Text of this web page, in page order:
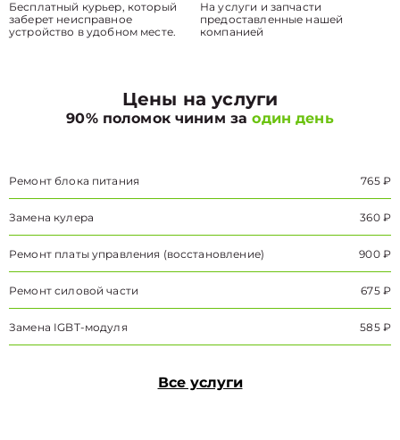
Бесплатный курьер, который
заберет неисправное
устройство в удобном месте.
На услуги и запчасти
предоставленные нашей
компанией
Цены на услуги
90% поломок чиним заодин день
Ремонт блока питания 765 ₽
Замена кулера 360 ₽
Ремонт платы управления (восстановление) 900 ₽
Ремонт силовой части 675 ₽
Замена IGBT-модуля 585 ₽
Все услуги